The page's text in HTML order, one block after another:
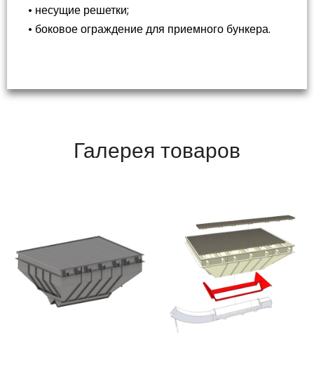
• несущие решетки;
• боковое ограждение для приемного бункера.
Галерея товаров